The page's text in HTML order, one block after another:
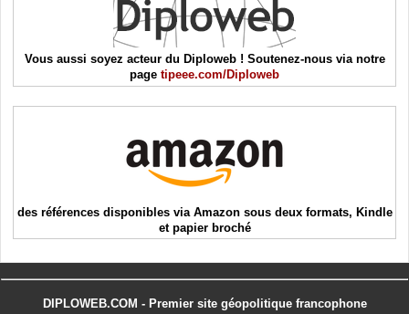
Vous aussi soyez acteur du Diploweb ! Soutenez-nous via notre
page tipeee.com/Diploweb
des références disponibles via Amazon sous deux formats, Kindle
et papier broché
DIPLOWEB.COM - Premier site géopolitique francophone